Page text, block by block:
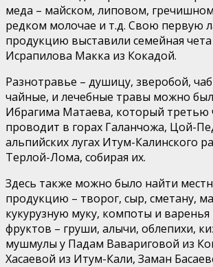
меда – майском, липовом,
редком молочае и т.д. Свою первую
продукцию выставили семейная
Исрапилова Макка из Кокадой.
Разнотравье – душицу, зверобой,
чайные, и лечебные травы можно
Ибрагима Матаева, который третью
проводит в горах Галанчожа, Цой-
альпийских лугах Итум-Калинского
Терлой-Лома, собирая их.
Здесь также можно было найти
продукцию – творог, сыр, сметану,
кукурузную муку, компоты и варенья
фруктов – груши, алычи, облепихи,
мушмулы у Падам Вавариговой из
Хасаевой из Итум-Кали, Заман